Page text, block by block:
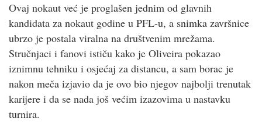
Ovaj nokaut već je proglašen jednim od glavnih
kandidata za nokaut godine u PFL-u, a snimka završnice
ubrzo je postala viralna na društvenim mrežama.
Stručnjaci i fanovi ističu kako je Oliveira pokazao
iznimnu tehniku i osjećaj za distancu, a sam borac je
nakon meča izjavio da je ovo bio njegov najbolji trenutak
karijere i da se nada još većim izazovima u nastavku
turnira.